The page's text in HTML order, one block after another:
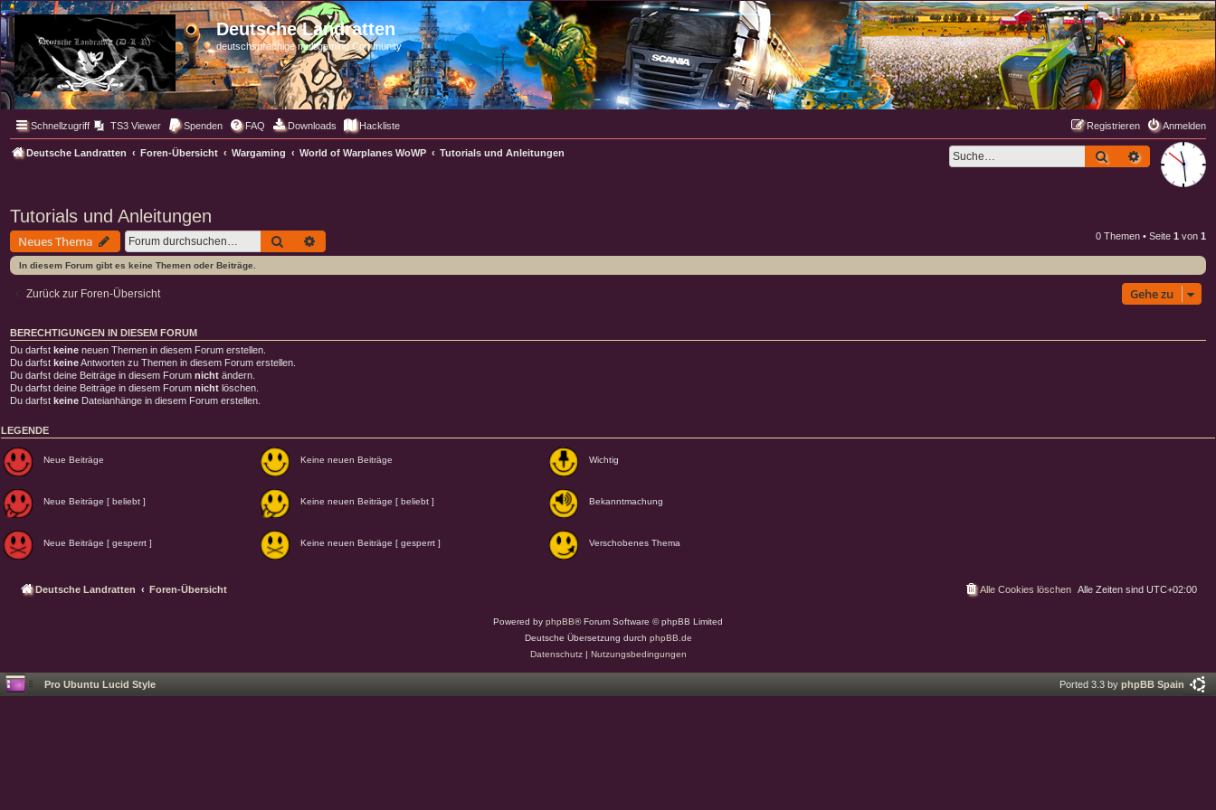
Deutsche Landratten
deutschsprachige multigaming Community
Schnellzugriff TS3 Viewer Spenden FAQ Downloads Hackliste Anmelden
Registrieren
Deutsche Landratten Foren-Übersicht Wargaming World of Warplanes WoWP Tutorials und Anleitungen SucheErweiterte
Tutorials und Anleitungen
Neues Thema Suche 0 Themen • Seite 1 von 1
In diesem Forum gibt es keine Themen oder Beiträge.
Zurück zur Foren-Übersicht Gehe zu
BERECHTIGUNGEN IN DIESEM FORUM
Du darfst keine neuen Themen in diesem Forum erstellen.
Du darfst keineAntworten zu Themen in diesem Forum erstellen.
Du darfst deine Beiträge in diesem Forum nicht ändern.
Du darfst deine Beiträge in diesem Forum nicht löschen.
Du darfst keine Dateianhänge in diesem Forum erstellen.
LEGENDE
Neue Beiträge
Neue Beiträge [ beliebt ]
Neue Beiträge [ gesperrt ]
Keine neuen Beiträge
Keine neuen Beiträge [ beliebt ]
Keine neuen Beiträge [ gesperrt ]
Wichtig
Bekanntmachung
Verschobenes Thema
Deutsche Landratten Foren-Übersicht Alle Zeiten sind UTC+02:00
Alle Cookies löschen
Powered by phpBB® Forum Software © phpBB Limited
Deutsche Übersetzung durch phpBB.de
Datenschutz| Nutzungsbedingungen
Pro Ubuntu Lucid Style Ported 3.3 by phpBB Spain